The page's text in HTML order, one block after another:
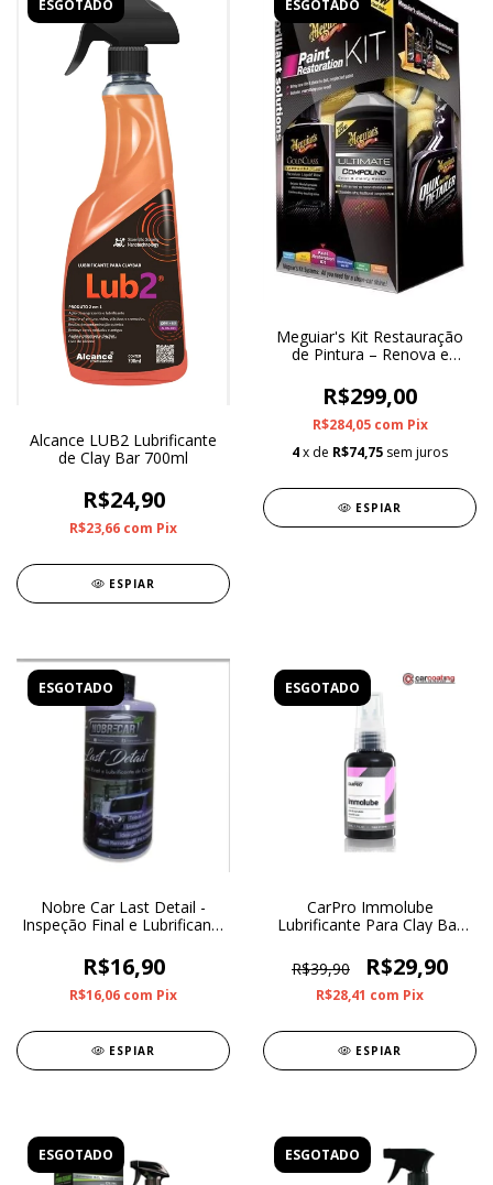
ESGOTADO
Alcance LUB2 Lubrificante
de Clay Bar 700ml
R$24,90
R$23,66 com Pix
ESPIAR
ESGOTADO
Meguiar's Kit Restauração
de Pintura – Renova e
R$299,00
R$284,05 com Pix
4x de R$74,75 sem juros
ESPIAR
ESGOTADO
Nobre Car Last Detail -
Inspeção Final e Lubrificante
R$16,90
R$16,06 com Pix
ESPIAR
ESGOTADO
CarPro Immolube
Lubrificante Para Clay Bar
R$39,90
R$29,90
R$28,41 com Pix
ESPIAR
ESGOTADO ESGOTADO